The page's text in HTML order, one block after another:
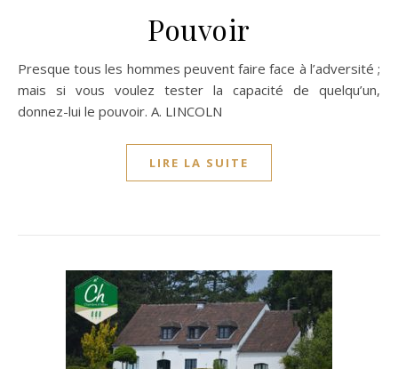
Pouvoir
Presque tous les hommes peuvent faire face à l’adversité ;
mais si vous voulez tester la capacité de quelqu’un,
donnez-lui le pouvoir. A. LINCOLN
LIRE LA SUITE